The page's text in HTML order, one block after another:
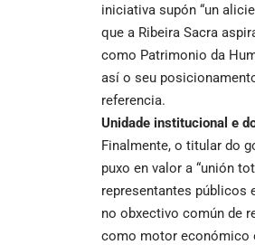
iniciativa supón “un
que a Ribeira Sacra
como Patrimonio da
así o seu
referencia.
Unidade institucional e
Finalmente, o titular do
puxo en valor a “unión
representantes públicos
no obxectivo común de
como motor económico